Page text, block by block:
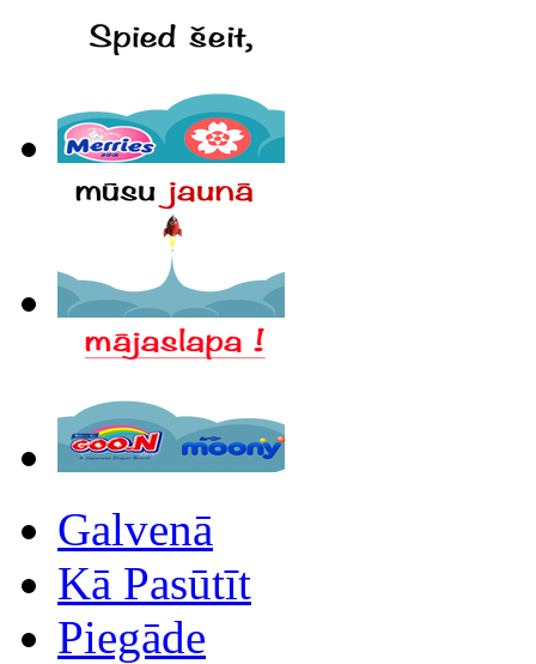
Galvenā
Kā Pasūtīt
Piegāde